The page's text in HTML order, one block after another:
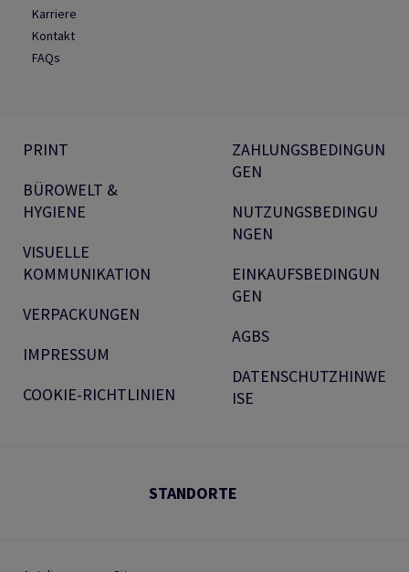
Karriere
Kontakt
FAQs
PRINT
BÜROWELT &
HYGIENE
VISUELLE
KOMMUNIKATION
VERPACKUNGEN
IMPRESSUM
COOKIE-RICHTLINIEN
ZAHLUNGSBEDINGUN
GEN
NUTZUNGSBEDINGU
NGEN
EINKAUFSBEDINGUN
GEN
AGBS
DATENSCHUTZHINWE
ISE
STANDORTE